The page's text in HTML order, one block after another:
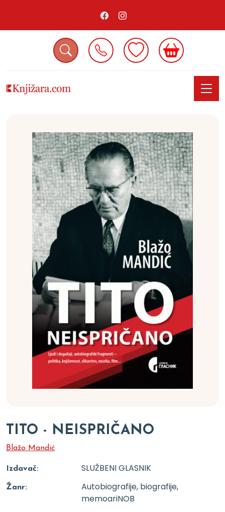
TITO - NEISPRIČANO
Blažo Mandić
Izdavač: SLUŽBENI GLASNIK
Žanr:
Autobiografije, biografije,
memoariNOB